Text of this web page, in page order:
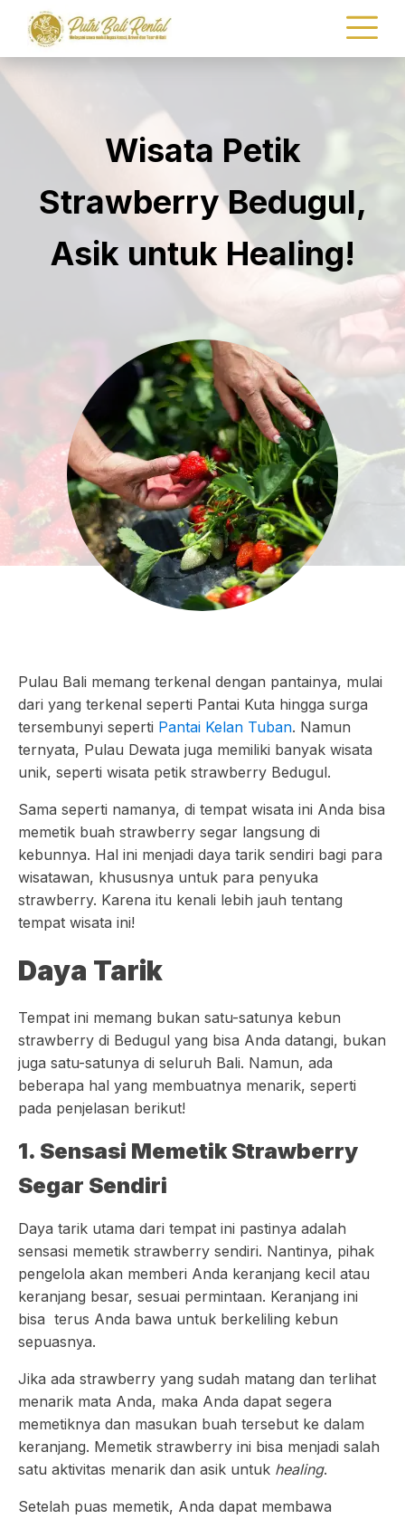
Wisata Petik
Strawberry Bedugul,
Asik untuk Healing!
Pulau Bali memang terkenal dengan pantainya, mulai
dari yang terkenal seperti Pantai Kuta hingga surga
tersembunyi seperti Pantai Kelan Tuban. Namun
ternyata, Pulau Dewata juga memiliki banyak wisata
unik, seperti wisata petik strawberry Bedugul.
Sama seperti namanya, di tempat wisata ini Anda bisa
memetik buah strawberry segar langsung di
kebunnya. Hal ini menjadi daya tarik sendiri bagi para
wisatawan, khususnya untuk para penyuka
strawberry. Karena itu kenali lebih jauh tentang
tempat wisata ini!
Daya Tarik
Tempat ini memang bukan satu-satunya kebun
strawberry di Bedugul yang bisa Anda datangi, bukan
juga satu-satunya di seluruh Bali. Namun, ada
beberapa hal yang membuatnya menarik, seperti
pada penjelasan berikut!
1. Sensasi Memetik Strawberry
Segar Sendiri
Daya tarik utama dari tempat ini pastinya adalah
sensasi memetik strawberry sendiri. Nantinya, pihak
pengelola akan memberi Anda keranjang kecil atau
keranjang besar, sesuai permintaan. Keranjang ini
bisa terus Anda bawa untuk berkeliling kebun
sepuasnya.
Jika ada strawberry yang sudah matang dan terlihat
menarik mata Anda, maka Anda dapat segera
memetiknya dan masukan buah tersebut ke dalam
keranjang. Memetik strawberry ini bisa menjadi salah
satu aktivitas menarik dan asik untuk healing.
Setelah puas memetik, Anda dapat membawa